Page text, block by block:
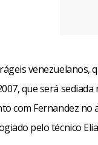
venezuelanos,
que será
com Fernandez
pelo técnico